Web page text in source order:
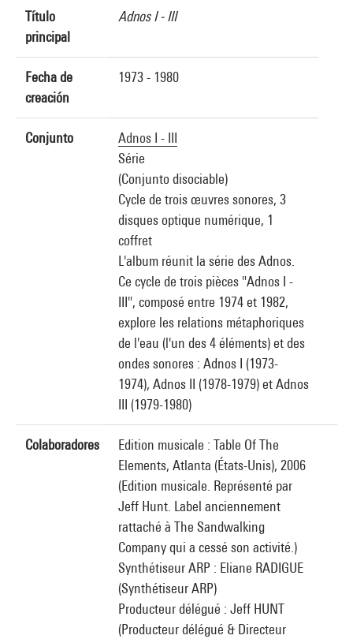
Título
principal
Adnos I - III
Fecha de
creación
1973 - 1980
Conjunto
Adnos I - III
Série
(Conjunto disociable)
Cycle de trois œuvres sonores, 3
disques optique numérique, 1
coffret
L'album réunit la série des Adnos.
Ce cycle de trois pièces "Adnos I -
III", composé entre 1974 et 1982,
explore les relations métaphoriques
de l'eau (l'un des 4 éléments) et des
ondes sonores : Adnos I (1973-
1974), Adnos II (1978-1979) et Adnos
III (1979-1980)
Colaboradores
Edition musicale : Table Of The
Elements, Atlanta (États-Unis), 2006
(Edition musicale. Représenté par
Jeff Hunt. Label anciennement
rattaché à The Sandwalking
Company qui a cessé son activité.)
Synthétiseur ARP : Eliane RADIGUE
(Synthétiseur ARP)
Producteur délégué : Jeff HUNT
(Producteur délégué & Directeur